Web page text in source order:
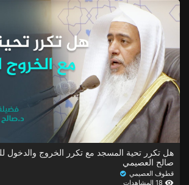
هل تكرر تحية المسجد مع تكرر الخروج والدخول
صالح العصيمي
قطوف العصيمي